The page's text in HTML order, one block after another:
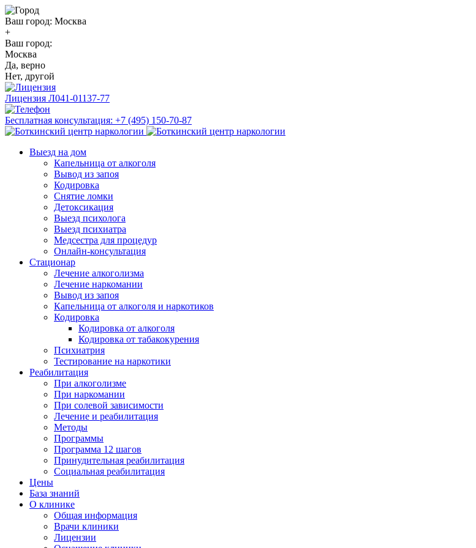
Ваш город: Москва
+
Ваш город:
Москва
Да, верно
Нет, другой
Лицензия Л041-01137-77
Бесплатная консультация: +7 (495) 150-70-87
Выезд на дом
Капельница от алкоголя
Вывод из запоя
Кодировка
Снятие ломки
Детоксикация
Выезд психолога
Выезд психиатра
Медсестра для процедур
Онлайн-консультация
Стационар
Лечение алкоголизма
Лечение наркомании
Вывод из запоя
Капельница от алкоголя и наркотиков
Кодировка
Кодировка от алкоголя
Кодировка от табакокурения
Психиатрия
Тестирование на наркотики
Реабилитация
При алкоголизме
При наркомании
При солевой зависимости
Лечение и реабилитация
Методы
Программы
Программа 12 шагов
Принудительная реабилитация
Социальная реабилитация
Цены
База знаний
О клинике
Общая информация
Врачи клиники
Лицензии